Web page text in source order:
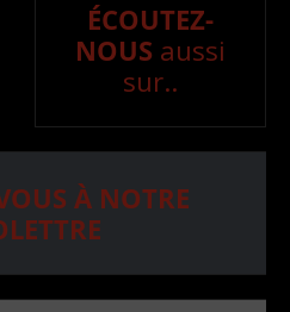
ÉCOUTEZ-
NOUS aussi
sur..
À NOTRE